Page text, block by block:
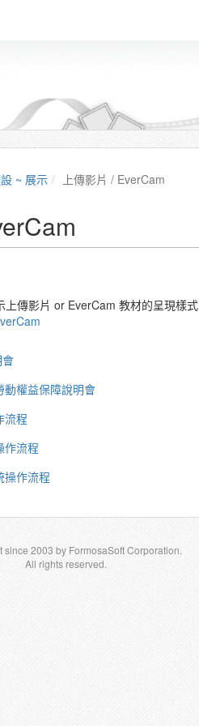
~ 展示 上傳影片 / EverCam
上傳影片 or EverCam 教材的呈現樣式
動權益保障說明會
流程
作流程
操作流程
2003 by FormosaSoft Corporation.
All rights reserved.